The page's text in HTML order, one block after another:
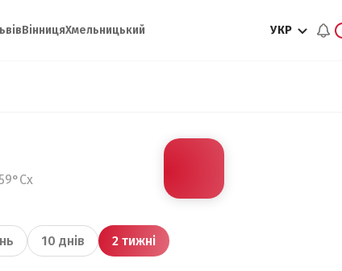
ВінницяХмельницький УКР
10 днів 2 тижні